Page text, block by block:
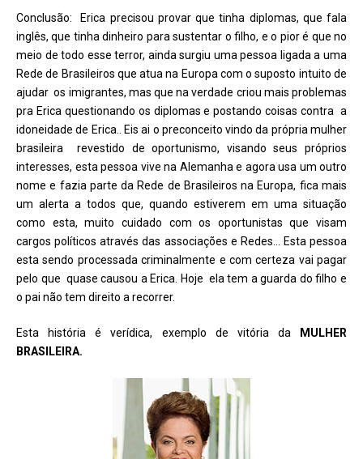
Conclusão: Erica precisou provar que tinha diplomas, que fala
inglês, que tinha dinheiro para sustentar o filho, e o pior é que no
meio de todo esse terror, ainda surgiu uma pessoa ligada a uma
Rede de Brasileiros que atua na Europa com o suposto intuito de
ajudar os imigrantes, mas que na verdade criou mais problemas
pra Erica questionando os diplomas e postando coisas contra a
idoneidade de Erica.. Eis ai o preconceito vindo da própria mulher
brasileira revestido de oportunismo, visando seus próprios
interesses, esta pessoa vive na Alemanha e agora usa um outro
nome e fazia parte da Rede de Brasileiros na Europa, fica mais
um alerta a todos que, quando estiverem em uma situação
como esta, muito cuidado com os oportunistas que visam
cargos políticos através das associações e Redes… Esta pessoa
esta sendo processada criminalmente e com certeza vai pagar
pelo que quase causou a Erica. Hoje ela tem a guarda do filho e
o pai não tem direito a recorrer.
Esta história é verídica, exemplo de vitória da
MULHER
BRASILEIRA.